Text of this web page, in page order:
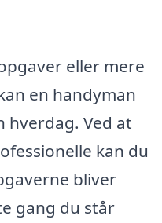
eller mere
en handyman
Ved at
kan du
bliver
gang du står